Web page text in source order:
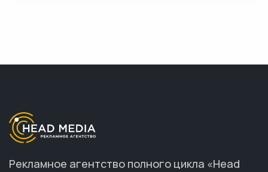
Рекламное агентство полного цикла «Head